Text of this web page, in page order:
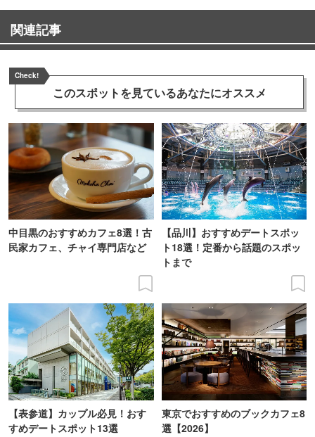
関連記事
Check!
このスポットを見ているあなたにオススメ
中目黒のおすすめカフェ8選！古
民家カフェ、チャイ専門店など
【品川】おすすめデートスポッ
ト18選！定番から話題のスポッ
トまで
【表参道】カップル必見！おす
すめデートスポット13選
東京でおすすめのブックカフェ8
選【2026】